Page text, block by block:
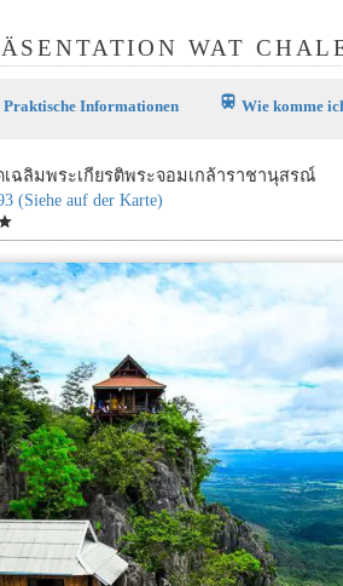
WAT
Praktische Informationen train Wie komme
ดเฉลิมพระเกียรติพระจอมเกล้าราชานุสรณ์
(Siehe auf der Karte)